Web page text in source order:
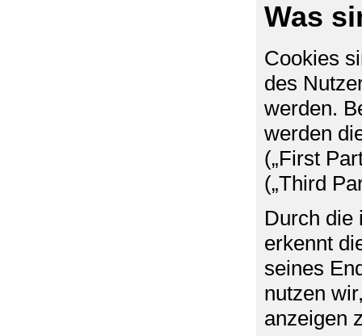
Was
Cookies
des
werden.
werden
(„First
(„Third
Durch die
erkennt
seines
nutzen
anzeigen